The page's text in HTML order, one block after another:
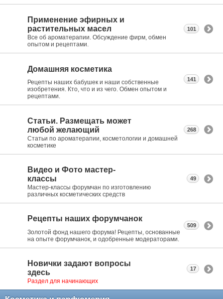
Применение эфирных и
растительных масел
Все об ароматерапии. Обсуждение фирм, обмен
опытом и рецептами.
101
Домашняя косметика
Рецепты наших бабушек и наши собственные
изобретения. Кто, что и из чего. Обмен опытом и
рецептами.
141
Статьи. Размещать может
любой желающий
Статьи по ароматерапии, косметологии и домашней
косметике
268
Видео и Фото мастер-
классы
Мастер-классы форумчан по изготовлению
различных косметических средств
49
Рецепты наших форумчанок
Золотой фонд нашего форума! Рецепты, основанные
на опыте форумчанок, и одобренные модераторами.
509
Новички задают вопросы
здесь
Раздел для начинающих
17